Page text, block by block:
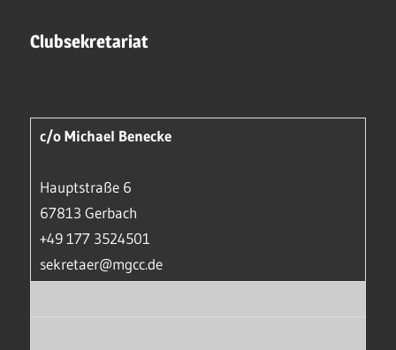
Clubsekretariat
c/o Michael Benecke
Hauptstraße 6
67813 Gerbach
+49 177 3524501
sekretaer@mgcc.de